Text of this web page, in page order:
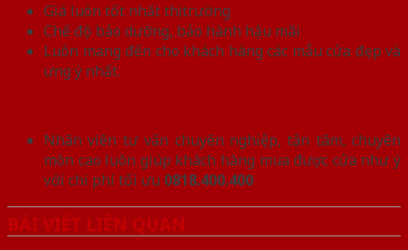
Giá luôn tốt nhất thị trường
Chế độ bảo dưỡng, bảo hành hậu mãi
Luôn mang đến cho khách hàng các mẫu cửa đẹp và
ưng ý nhất.
Nhân viên tư vấn chuyên nghiệp, tận tâm, chuyên
môn cao luôn giúp khách hàng mua được cửa như ý
với chi phí tối ưu 0818.400.400
BÀI VIẾT LIÊN QUAN